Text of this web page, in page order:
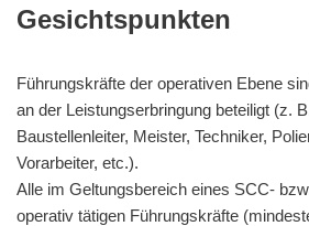
Gesichtspunkten
Führungskräfte der operativen Ebene
an der Leistungserbringung beteiligt (z.
Baustellenleiter, Meister, Techniker,
Vorarbeiter, etc.).
Alle im Geltungsbereich eines SCC-
operativ tätigen Führungskräfte